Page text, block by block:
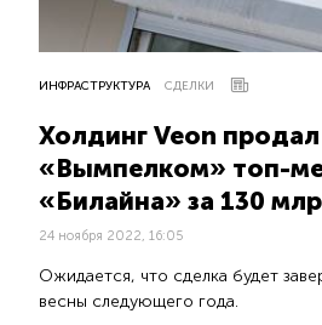
ИНФРАСТРУКТУРА СДЕЛКИ
Холдинг Veon
«Вымпелком» топ-
«Билайна» за 130
24 ноября 2022, 16:05
Ожидается, что сделка будет
весны следующего года.